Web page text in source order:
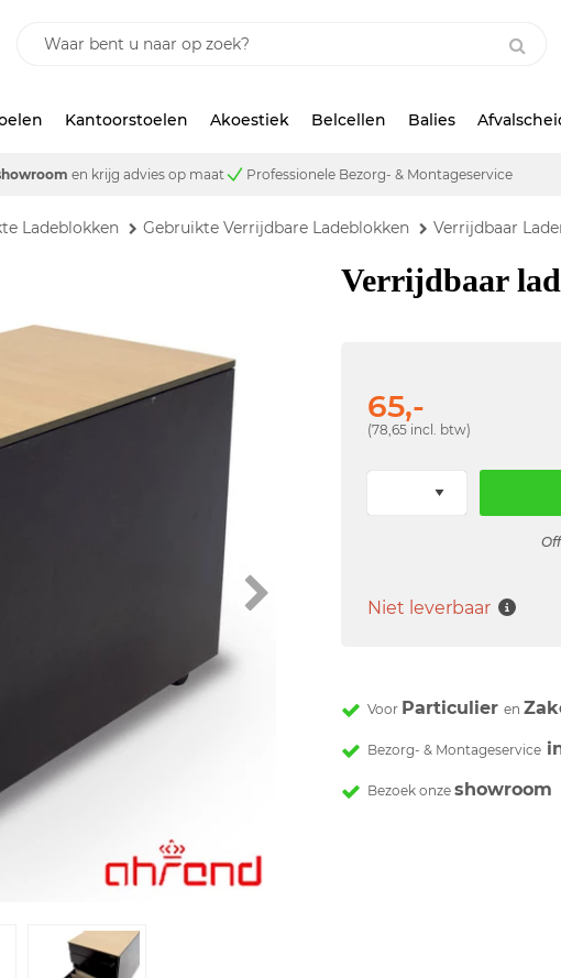
Kantoorstoelen Akoestiek Belcellen Balies
en krijg advies op maat Professionele Bezorg- & Montageservice
Ladeblokken Gebruikte Verrijdbare Ladeblokken Verrijdbaar
Verrijdbaar
65,-
(78,65 incl. btw)
Niet leverbaar
Voor Particulieren
Bezorg- & Montageservice
Bezoek onzeshowroom